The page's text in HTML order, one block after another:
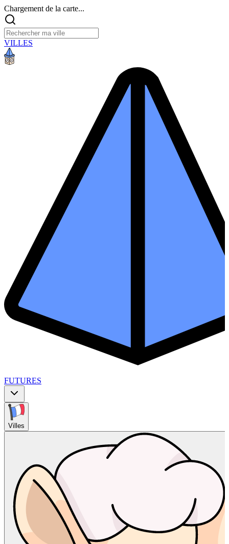
Chargement de la carte...
VILLES
FUTURES
Villes